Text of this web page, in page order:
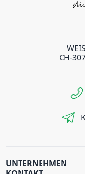
CH-
UNTERNEHMEN